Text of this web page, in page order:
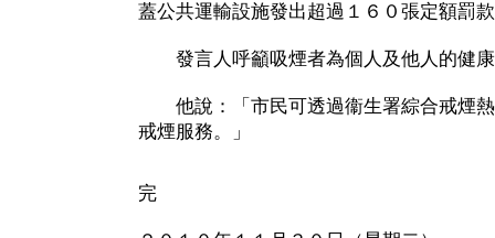
蓋公共運輸設施發出超過１６０張定額罰
發言人呼籲吸煙者為個人及他人的健康
他說：「市民可透過衞生署綜合戒煙
戒煙服務。」
完